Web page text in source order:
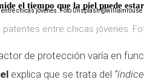
el tiempo que la piel puede
entre chicas jóvenes.
de protección varía en
explica que se trata del